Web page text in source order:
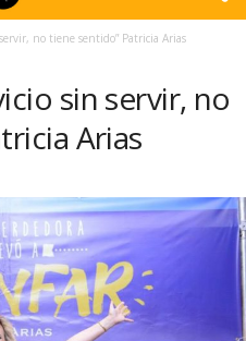
no tiene sentido” Patricia Arias
sin servir, no
Arias